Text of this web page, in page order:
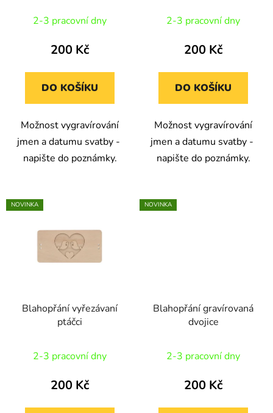
2-3 pracovní dny
200 Kč
DO KOŠÍKU
Možnost vygravírování
jmen a datumu svatby -
napište do poznámky.
2-3 pracovní dny
200 Kč
DO KOŠÍKU
Možnost vygravírování
jmen a datumu svatby -
napište do poznámky.
NOVINKA
Blahopřání vyřezávaní
ptáčci
2-3 pracovní dny
200 Kč
NOVINKA
Blahopřání gravírovaná
dvojice
2-3 pracovní dny
200 Kč